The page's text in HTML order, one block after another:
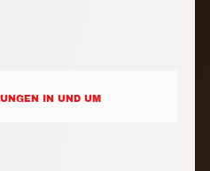
IN UND UM